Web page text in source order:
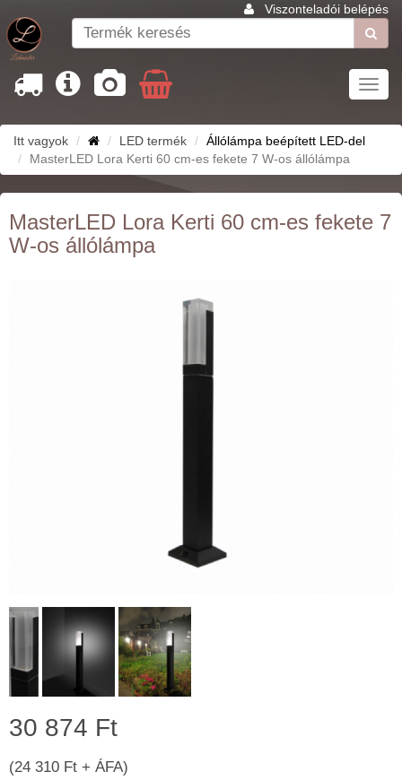
Viszonteladói belépés
Itt vagyok LED termék
Állólámpa beépített LED-del
MasterLED Lora Kerti 60 cm-es fekete 7 W-os állólámpa
MasterLED Lora Kerti 60 cm-es fekete 7
W-os állólámpa
30 874 Ft
(24 310 Ft + ÁFA)